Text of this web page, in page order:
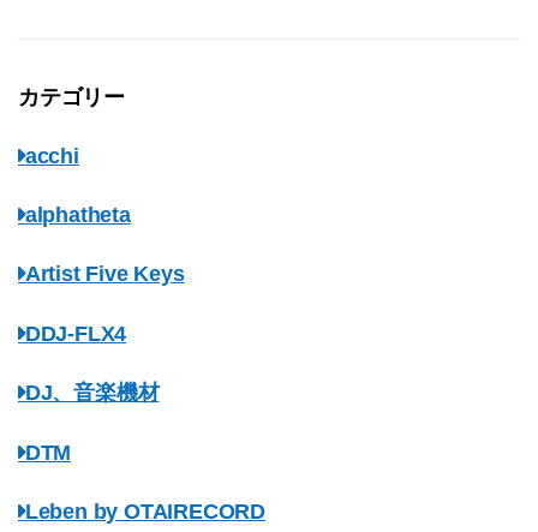
カテゴリー
acchi
alphatheta
Artist Five Keys
DDJ-FLX4
DJ、音楽機材
DTM
Leben by OTAIRECORD